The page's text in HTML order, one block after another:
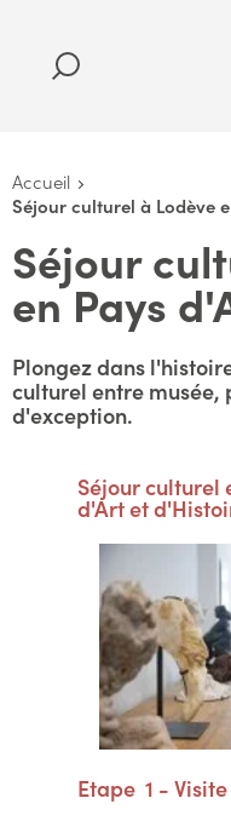
Accueil
Séjour culturel à Lodève
Séjour
en Pays
Plongez dans
culturel entre
d'exception.
Séjour culturel
d'Art et
Etape 1 -